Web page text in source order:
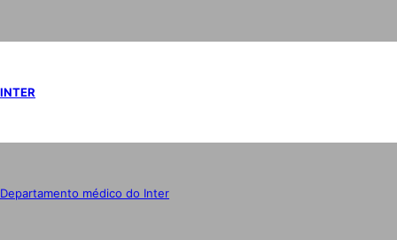
INTER
Departamento médico do Inter